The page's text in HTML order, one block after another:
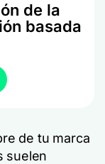
de la
basada
de tu marca
suelen